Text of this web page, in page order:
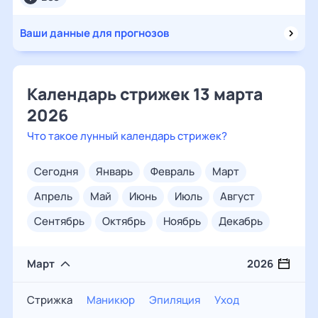
Ваши данные для прогнозов
Календарь стрижек 13 марта
2026
Что такое лунный календарь стрижек?
сегодня январь февраль
март
апрель
май июнь июль
август
сентябрь
октябрь ноябрь декабрь
Март 2026
Стрижка Маникюр Эпиляция Уход